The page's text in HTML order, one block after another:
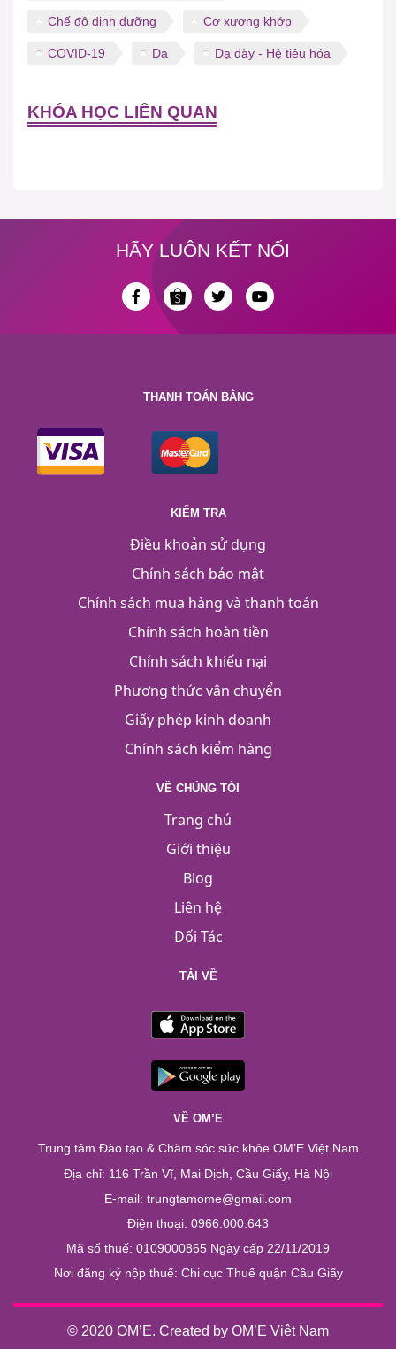
Chế độ dinh dưỡng Cơ xương khớp
COVID-19 Da Dạ dày - Hệ tiêu hóa
KHÓA HỌC LIÊN QUAN
HÃY LUÔN KẾT NỐI
THANH TOÁN BẰNG
KIỂM TRA
Điều khoản sử dụng
Chính sách bảo mật
Chính sách mua hàng và thanh toán
Chính sách hoàn tiền
Chính sách khiếu nại
Phương thức vận chuyển
Giấy phép kinh doanh
Chính sách kiểm hàng
VỀ CHÚNG TÔI
Trang chủ
Giới thiệu
Blog
Liên hệ
Đối Tác
TẢI VỀ
VỀ OM’E
Trung tâm Đào tạo & Chăm sóc sức khỏe OM’E Việt Nam
Địa chỉ: 116 Trần Vĩ, Mai Dịch, Cầu Giấy, Hà Nội
E-mail: trungtamome@gmail.com
Điện thoại: 0966.000.643
Mã số thuế: 0109000865 Ngày cấp 22/11/2019
Nơi đăng ký nộp thuế: Chi cục Thuế quận Cầu Giấy
© 2020 OM’E. Created by OM’E Việt Nam
Chào bạn. Chúng tôi có thể giúp gì ...